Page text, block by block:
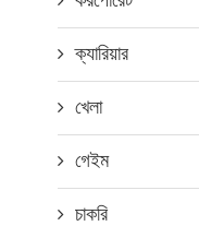
ক্যারিয়ার
খেলা
গেইম
চাকরি